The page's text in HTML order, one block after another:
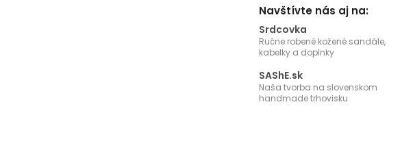
Navštívte nás aj na:
Srdcovka
Ručne robené kožené sandále,
kabelky a doplnky
SAShE.sk
Naša tvorba na slovenskom
handmade trhovisku